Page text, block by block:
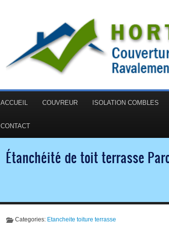
ACCUEIL COUVREUR ISOLATION COMBLES
CONTACT
Étanchéité de toit terrasse
Categories: Etancheite toiture terrasse